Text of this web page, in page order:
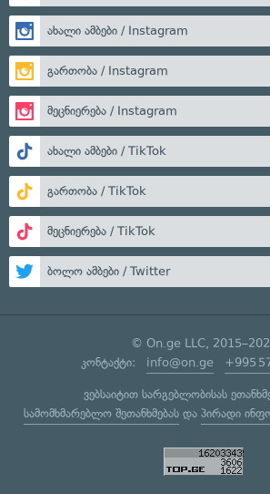
ახალი ამბები / Instagram
გართობა / Instagram
მეცნიერება / Instagram
ახალი ამბები / TikTok
გართობა / TikTok
მეცნიერება / TikTok
ბოლო ამბები / Twitter
© On.ge LLC,
კონტაქტი: info@on.ge +995
ვებსაიტით სარგებლობისას
სამომხმარებლო შეთანხმებასდა პირადი